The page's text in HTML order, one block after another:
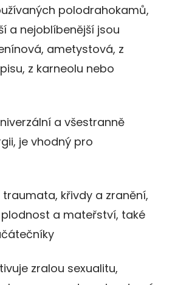
polodrahokamů,
a nejoblíbenější jsou
ametystová, z
z karneolu nebo
a všestranně
je vhodný pro
traumata, křivdy a zranění,
plodnost a mateřství, také
zralou sexualitu,